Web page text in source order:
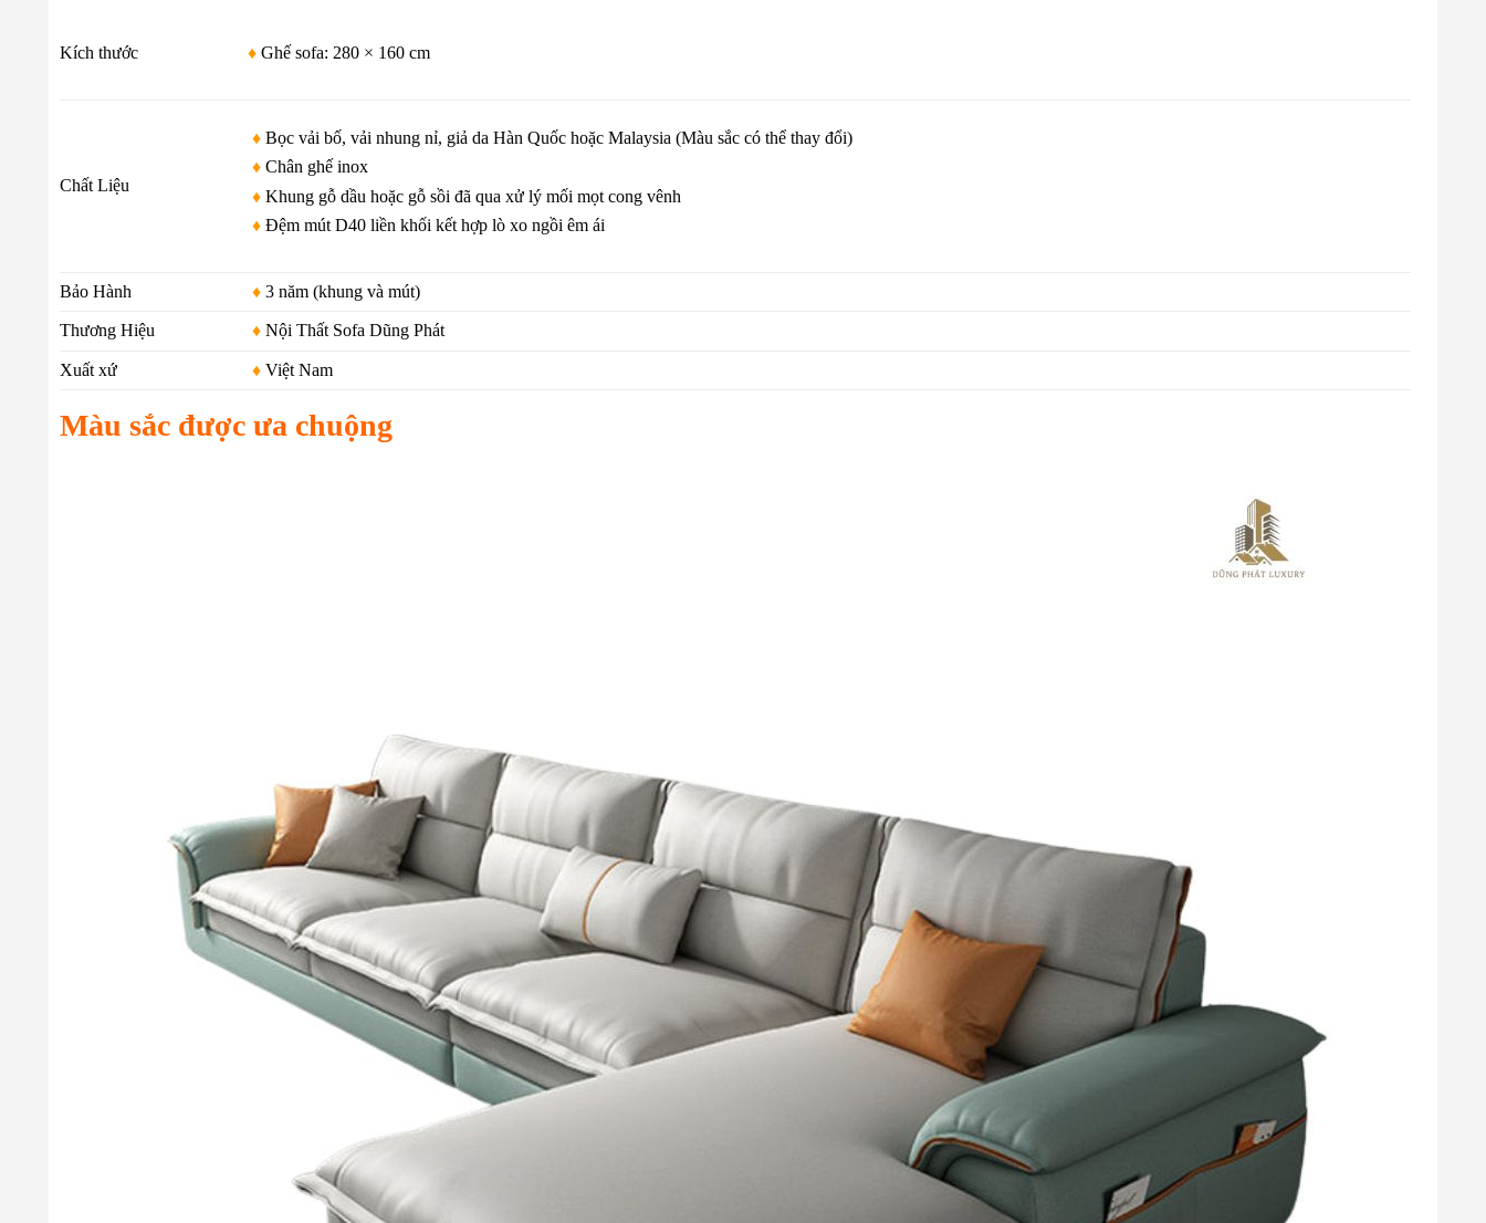
Kích thước ♦ Ghế sofa: 280 × 160 cm
Chất Liệu
♦ Bọc vải bố, vải nhung nỉ, giả da Hàn Quốc hoặc Malaysia (Màu sắc có thể thay đổi)
♦ Chân ghế inox
♦ Khung gỗ dầu hoặc gỗ sồi đã qua xử lý mối mọt cong vênh
♦ Đệm mút D40 liền khối kết hợp lò xo ngồi êm ái
Bảo Hành ♦3 năm (khung và mút)
Thương Hiệu ♦Nội Thất Sofa Dũng Phát
Xuất xứ ♦Việt Nam
Màu sắc được ưa chuộng